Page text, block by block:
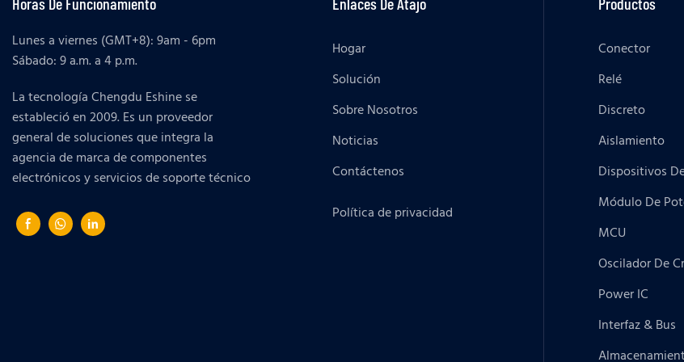
Lunes a viernes (GMT+8): 9am - 6pm
Sábado: 9 a.m. a 4 p.m.
La tecnología Chengdu Eshine se
estableció en 2009. Es un proveedor
general de soluciones que integra la
agencia de marca de componentes
electrónicos y servicios de soporte técnico
Hogar
Solución
Sobre Nosotros
Noticias
Contáctenos
Política de privacidad
Conector
Relé
Discreto
Aislamiento
Dispositivos
Módulo De
MCU
Oscilador De
Power IC
Interfaz & Bus